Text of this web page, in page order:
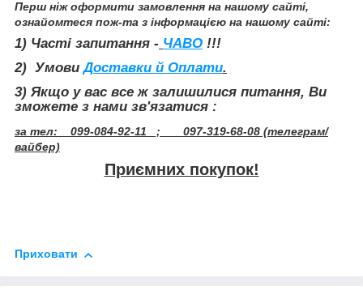
Перш ніж оформити замовлення на нашому сайті,
ознайомтеся пож-та з інформацією на нашому сайті:
1) Часті запитання - ЧАВО !!!
2) УмовиДоставки й Оплати.
3) Якщо у вас все ж залишилися питання, Ви
зможете з нами зв'язатися :
за тел: 099-084-92-11 ; 097-319-68-08 (телеграм/
вайбер)
Приємних покупок!
Приховати